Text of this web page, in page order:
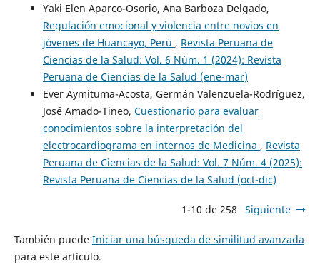
Yaki Elen Aparco-Osorio, Ana Barboza Delgado,
Regulación emocional y violencia entre novios en
jóvenes de Huancayo, Perú , Revista Peruana de
Ciencias de la Salud: Vol. 6 Núm. 1 (2024): Revista
Peruana de Ciencias de la Salud (ene-mar)
Ever Aymituma-Acosta, Germán Valenzuela-Rodríguez,
José Amado-Tineo, Cuestionario para evaluar
conocimientos sobre la interpretación del
electrocardiograma en internos de Medicina , Revista
Peruana de Ciencias de la Salud: Vol. 7 Núm. 4 (2025):
Revista Peruana de Ciencias de la Salud (oct-dic)
1-10 de 258 Siguiente
También puede Iniciar una búsqueda de similitud avanzada
para este artículo.